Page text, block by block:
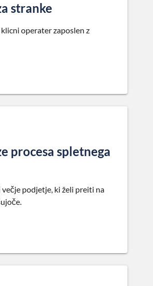
stranke
operater zaposlen z
procesa spletnega
podjetje, ki želi preiti na